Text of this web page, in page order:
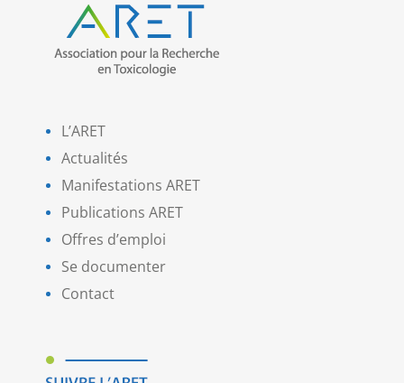
L’ARET
Actualités
Manifestations ARET
Publications ARET
Offres d’emploi
Se documenter
Contact